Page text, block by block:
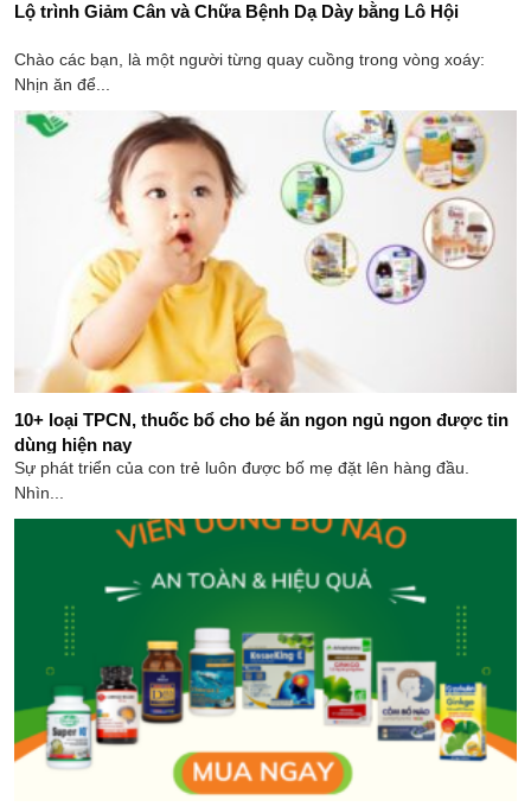
Lộ trình Giảm Cân và Chữa Bệnh Dạ Dày bằng Lô Hội
Chào các bạn, là một người từng quay cuồng trong vòng xoáy:
Nhịn ăn để...
10+ loại TPCN, thuốc bổ cho bé ăn ngon ngủ ngon được tin
dùng hiện nay
Sự phát triển của con trẻ luôn được bố mẹ đặt lên hàng đầu.
Nhìn...